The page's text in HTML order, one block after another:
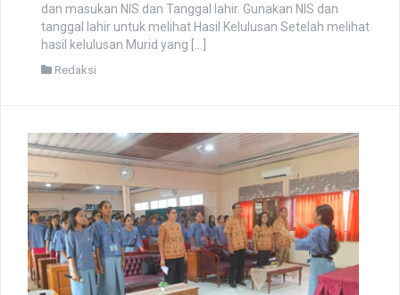
dan masukan NIS dan Tanggal lahir. Gunakan NIS dan
tanggal lahir untuk melihat Hasil Kelulusan Setelah melihat
hasil kelulusan Murid yang […]
Redaksi